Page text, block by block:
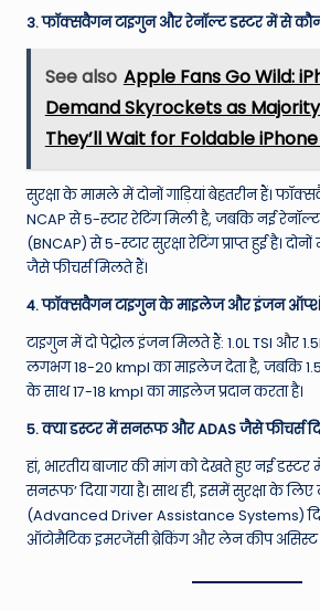
3. फॉक्सवैगन टाइगुन और रेनॉल्ट डस्टर में से कौन
See also Apple Fans Go Wild:
Demand Skyrockets as
They’ll Wait for Foldable
सुरक्षा के मामले में दोनों गाड़ियां बेहतरीन हैं।
NCAP से 5-स्टार रेटिंग मिली है, जबकि नई
(BNCAP) से 5-स्टार सुरक्षा रेटिंग प्राप्त हुई है।
जैसे फीचर्स मिलते हैं।
4. फॉक्सवैगन टाइगुन के माइलेज और इंजन
टाइगुन में दो पेट्रोल इंजन मिलते हैं: 1.0L TSI और
लगभग 18-20 kmpl का माइलेज देता है, जबकि
के साथ 17-18 kmpl का माइलेज प्रदान करता है।
5. क्या डस्टर में सनरूफ और ADAS जैसे फीचर्स
हां, भारतीय बाजार की मांग को देखते हुए नई डस्टर
सनरूफ’ दिया गया है। साथ ही, इसमें सुरक्षा के
(Advanced Driver Assistance Systems)
ऑटोमैटिक इमरजेंसी ब्रेकिंग और लेन कीप असिस्ट